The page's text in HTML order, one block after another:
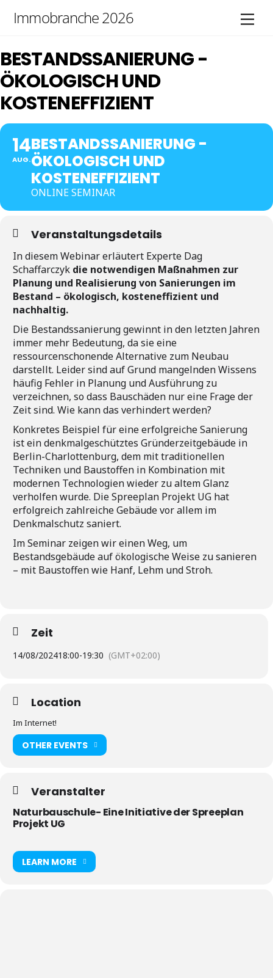
Immobranche 2026
BESTANDSSANIERUNG -
ÖKOLOGISCH UND
KOSTENEFFIZIENT
14
AUG.
BESTANDSSANIERUNG -
ÖKOLOGISCH UND
KOSTENEFFIZIENT
ONLINE SEMINAR
Veranstaltungsdetails
In diesem Webinar erläutert Experte Dag
Schaffarczyk die notwendigen Maßnahmen zur
Planung und Realisierung von Sanierungen im
Bestand – ökologisch, kosteneffizient und
nachhaltig.
Die Bestandssanierung gewinnt in den letzten Jahren
immer mehr Bedeutung, da sie eine
ressourcenschonende Alternative zum Neubau
darstellt. Leider sind auf Grund mangelnden Wissens
häufig Fehler in Planung und Ausführung zu
verzeichnen, so dass Bauschäden nur eine Frage der
Zeit sind. Wie kann das verhindert werden?
Konkretes Beispiel für eine erfolgreiche Sanierung
ist ein denkmalgeschütztes Gründerzeitgebäude in
Berlin-Charlottenburg, dem mit traditionellen
Techniken und Baustoffen in Kombination mit
modernen Technologien wieder zu altem Glanz
verholfen wurde. Die Spreeplan Projekt UG hat
erfolgreich zahlreiche Gebäude vor allem im
Denkmalschutz saniert.
Im Seminar zeigen wir einen Weg, um
Bestandsgebäude auf ökologische Weise zu sanieren
– mit Baustoffen wie Hanf, Lehm und Stroh.
Zeit
14/08/202418:00-19:30 (GMT+02:00)
Location
Im Internet!
OTHER EVENTS
Veranstalter
Naturbauschule- Eine Initiative der Spreeplan
Projekt UG
LEARN MORE